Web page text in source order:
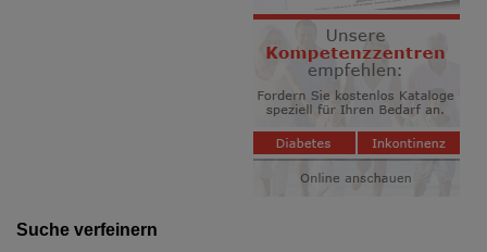
Suche verfeinern